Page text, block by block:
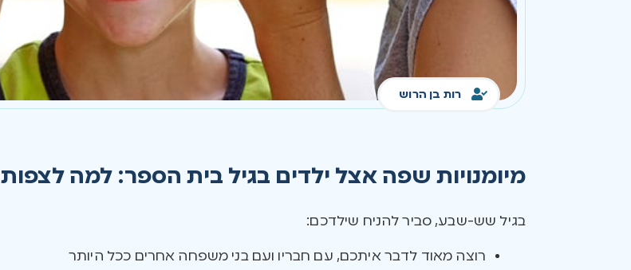
רות בן הרוש
מיומנויות שפה אצל ילדים בגיל בית הספר: למה לצפות
בגיל שש-שבע, סביר להניח שילדכם:
רוצה מאוד לדבר איתכם, עם חבריו ועם בני משפחה אחרים ככל היותר